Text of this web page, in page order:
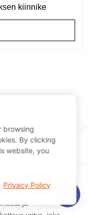
kiinnike
Shudong, jolla on
ja
browsing
By clicking
website, you
Privacy Policy